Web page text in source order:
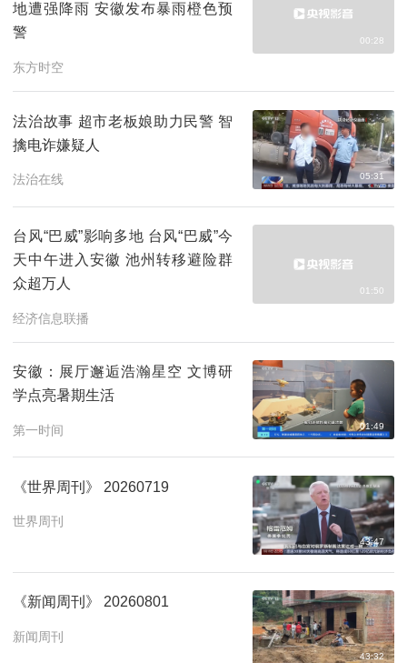
地遭强降雨 安徽发布暴雨橙色预
警
东方时空
00:28
法治故事 超市老板娘助力民警 智
擒电诈嫌疑人
法治在线 05:31
台风“巴威”影响多地 台风“巴威”今
天中午进入安徽 池州转移避险群
众超万人
经济信息联播
01:50
安徽：展厅邂逅浩瀚星空 文博研
学点亮暑期生活
第一时间 01:49
《世界周刊》 20260719
世界周刊
43:47
《新闻周刊》 20260801
新闻周刊
43:32